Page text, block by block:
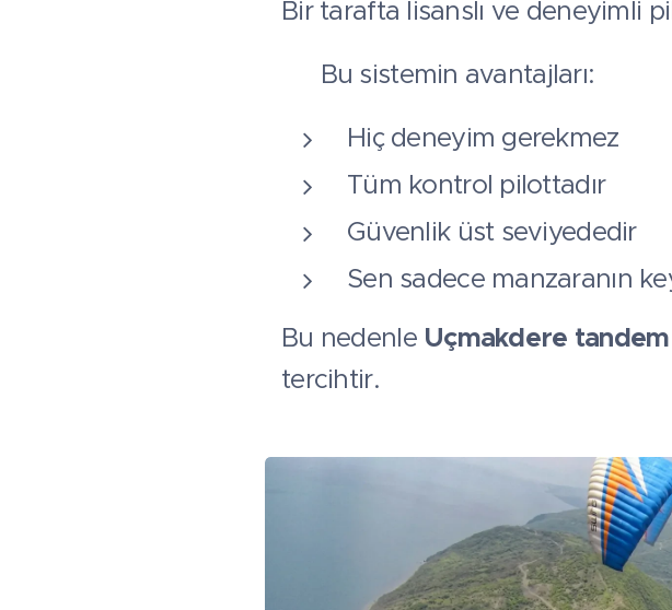
Bir tarafta lisanslı ve deneyimli
👉 Bu sistemin avantajları:
Hiç deneyim gerekmez
Tüm kontrol pilottadır
Güvenlik üst seviyededir
Sen sadece manzaranın
Bu nedenle Uçmakdere
tercihtir.